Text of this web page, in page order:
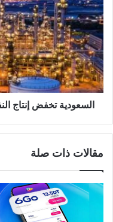
السعودية تخفض إنتاج
مقالات ذات صلة